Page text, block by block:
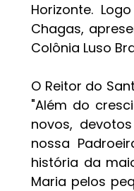
Horizonte.
Chagas,
Colônia Luso
O Reitor do
"Além do
novos,
nossa
história da
Maria pelos